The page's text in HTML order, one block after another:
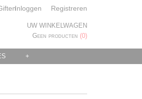
Inloggen Registreren
UW WINKELWAGEN
Geen producten (0)
+